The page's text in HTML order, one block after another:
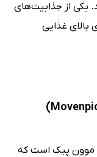
یکی از جذابیت‌های
بالای غذایی
موون پیک است که